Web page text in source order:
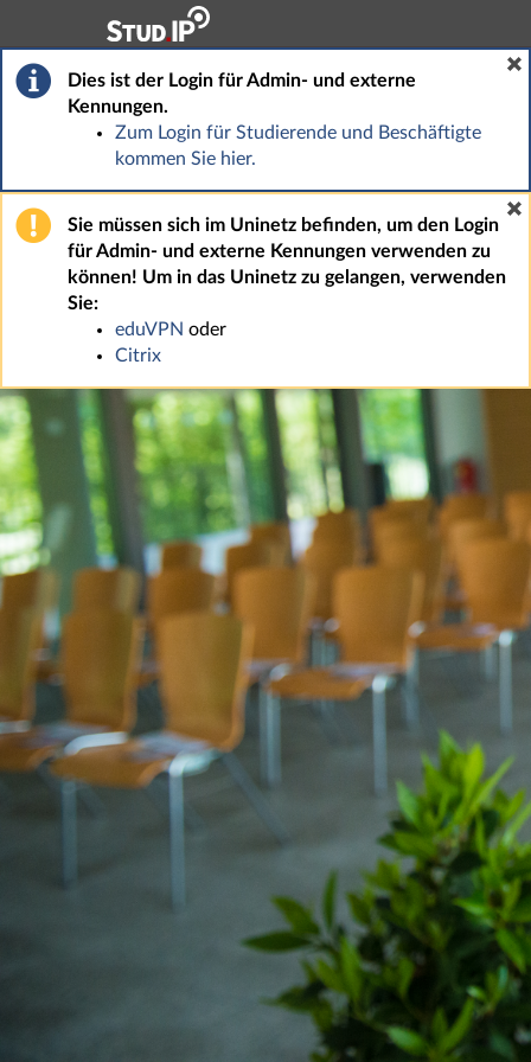
Hauptnavigation
Fußzeile
Dies ist der Login für Admin- und externe
Kennungen.
Zum Login für Studierende und Beschäftigte
kommen Sie hier.
Sie müssen sich im Uninetz befinden, um den Login
für Admin- und externe Kennungen verwenden zu
können! Um in das Uninetz zu gelangen, verwenden
Sie:
eduVPN oder
Citrix